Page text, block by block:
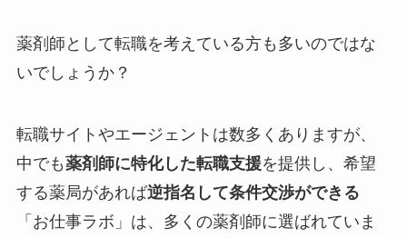
薬剤師として転職を考えている方も多いのではな
いでしょうか？
転職サイトやエージェントは数多くありますが、
中でも薬剤師に特化した転職支援を提供し、希望
する薬局があれば逆指名して条件交渉ができる
「お仕事ラボ」は、多くの薬剤師に選ばれていま